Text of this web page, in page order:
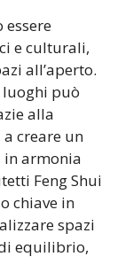
essere
e culturali,
all’aperto.
luoghi può
alla
creare un
in armonia
Feng Shui
chiave in
spazi
equilibrio,